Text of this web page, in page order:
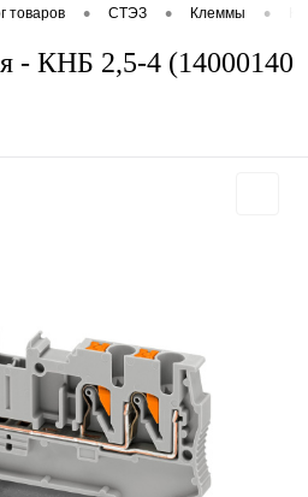
товаров • СТЭЗ • Клеммы •
- КНБ 2,5-4 (14000140